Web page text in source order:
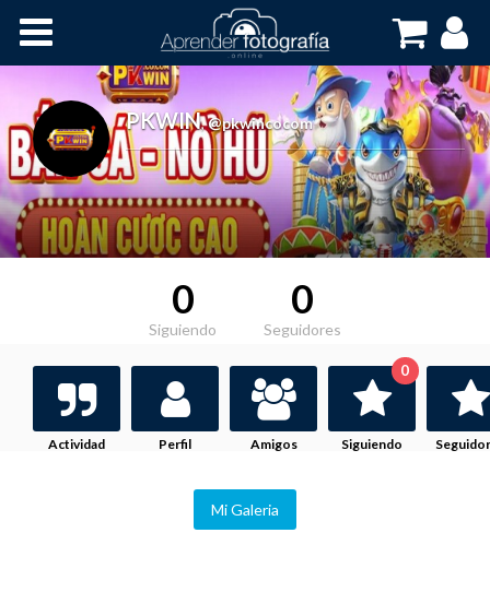
Cursos OnLine
PKWIN,@pkwincocom
0
Siguiendo
0
Seguidores
Actividad Perfil Amigos Siguiendo
0
Mi Galeria